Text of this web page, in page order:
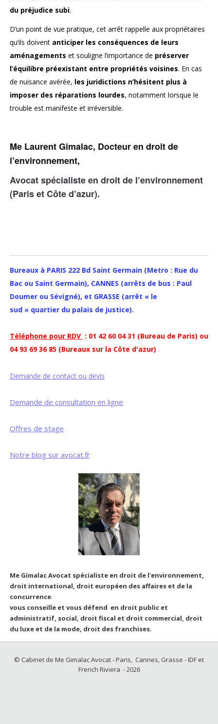
du préjudice subi.
D’un point de vue pratique, cet arrêt rappelle aux propriétaires
qu’ils doivent anticiper les conséquences de leurs
aménagements et souligne l’importance de préserver
l’équilibre préexistant entre propriétés voisines. En cas
de nuisance avérée, les juridictions n’hésitent plus à
imposer des réparations lourdes, notamment lorsque le
trouble est manifeste et irréversible.
Me Laurent Gimalac, Docteur en droit de
l’environnement,
Avocat spécialiste en droit de l’environnement
(Paris et Côte d’azur).
Bureaux à PARIS 222 Bd Saint Germain (Metro : Rue du
Bac ou Saint Germain), CANNES (arrêts de bus : Paul
Doumer ou Sévigné), et GRASSE (arrêt « le
sud » quartier du palais de justice).
Téléphone pour RDV : 01 42 60 04 31 (Bureau de Paris) ou
04 93 69 36 85 (Bureaux sur la Côte d'azur)
Demande de contact ou devis
Demande de consultation en ligne
Offres de stage
Notre blog sur avocat.fr
Me Gimalac Avocat spécialiste en droit de l'environnement,
droit international, droit européen des affaires et de la
concurrence.
vous conseille et vous défend en droit public et
administratif, social, droit fiscal et droit commercial, droit
du luxe et de la mode, droit des franchises.
© Cabinet de Me Gimalac Avocat - Paris, Cannes, Grasse - IDF et
French Riviera - 2026